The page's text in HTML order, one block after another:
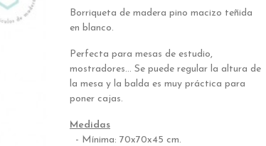
Borriqueta de madera pino macizo teñida
en blanco.
Perfecta para mesas de estudio,
mostradores... Se puede regular la altura de
la mesa y la balda es muy práctica para
poner cajas.
Medidas
- Mínima: 70x70x45 cm.